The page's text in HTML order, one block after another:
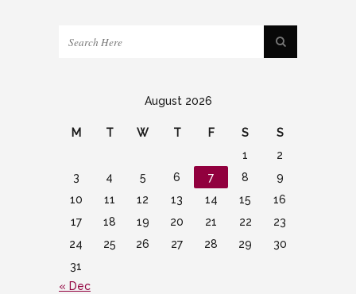
August 2026
M T W T F S
S
1
2
3
4 5 6 7 8
9
10
11 12 13 14 15
16
17
18 19 20 21 22
23
24
25 26 27 28 29
30
31
« Dec